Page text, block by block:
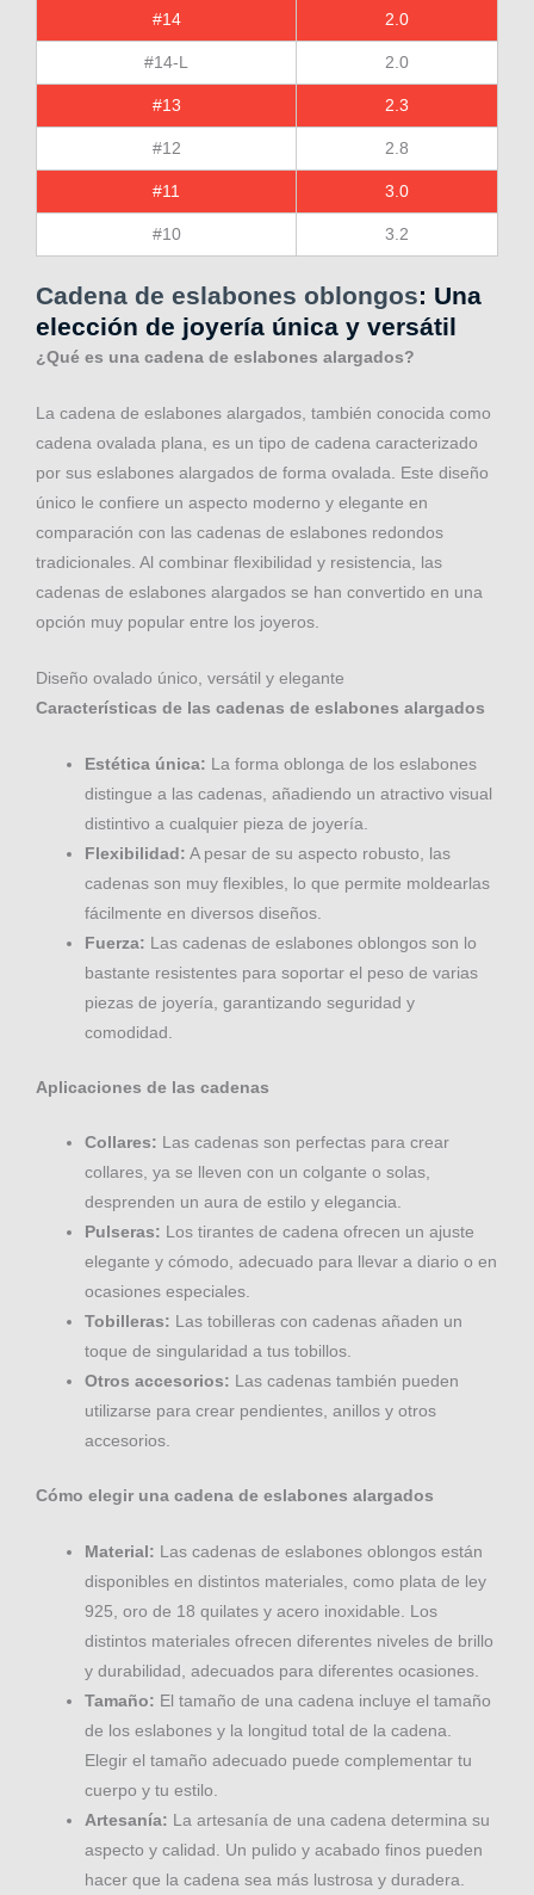
#14 2.0
#14-L 2.0
#13 2.3
#12 2.8
#11 3.0
#10 3.2
Cadena de eslabones oblongos: Una
elección de joyería única y versátil
¿Qué es una cadena de eslabones alargados?
La cadena de eslabones alargados, también conocida como
cadena ovalada plana, es un tipo de cadena caracterizado
por sus eslabones alargados de forma ovalada. Este diseño
único le confiere un aspecto moderno y elegante en
comparación con las cadenas de eslabones redondos
tradicionales. Al combinar flexibilidad y resistencia, las
cadenas de eslabones alargados se han convertido en una
opción muy popular entre los joyeros.
Diseño ovalado único, versátil y elegante
Características de las cadenas de eslabones alargados
Estética única: La forma oblonga de los eslabones
distingue a las cadenas, añadiendo un atractivo visual
distintivo a cualquier pieza de joyería.
Flexibilidad: A pesar de su aspecto robusto, las
cadenas son muy flexibles, lo que permite moldearlas
fácilmente en diversos diseños.
Fuerza: Las cadenas de eslabones oblongos son lo
bastante resistentes para soportar el peso de varias
piezas de joyería, garantizando seguridad y
comodidad.
Aplicaciones de las cadenas
Collares: Las cadenas son perfectas para crear
collares, ya se lleven con un colgante o solas,
desprenden un aura de estilo y elegancia.
Pulseras: Los tirantes de cadena ofrecen un ajuste
elegante y cómodo, adecuado para llevar a diario o en
ocasiones especiales.
Tobilleras: Las tobilleras con cadenas añaden un
toque de singularidad a tus tobillos.
Otros accesorios: Las cadenas también pueden
utilizarse para crear pendientes, anillos y otros
accesorios.
Cómo elegir una cadena de eslabones alargados
Material: Las cadenas de eslabones oblongos están
disponibles en distintos materiales, como plata de ley
925, oro de 18 quilates y acero inoxidable. Los
distintos materiales ofrecen diferentes niveles de brillo
y durabilidad, adecuados para diferentes ocasiones.
Tamaño: El tamaño de una cadena incluye el tamaño
de los eslabones y la longitud total de la cadena.
Elegir el tamaño adecuado puede complementar tu
cuerpo y tu estilo.
Artesanía: La artesanía de una cadena determina su
aspecto y calidad. Un pulido y acabado finos pueden
hacer que la cadena sea más lustrosa y duradera.